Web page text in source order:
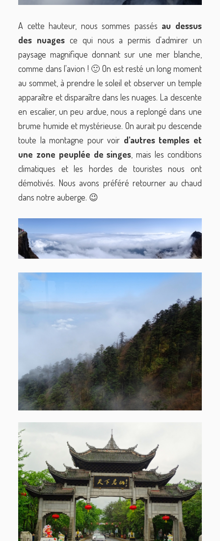
A cette hauteur, nous sommes passés au dessus
des nuages ce qui nous a permis d'admirer un
paysage magnifique donnant sur une mer blanche,
comme dans l'avion ! 🙂 On est resté un long moment
au sommet, à prendre le soleil et observer un temple
apparaître et disparaître dans les nuages. La descente
en escalier, un peu ardue, nous a replongé dans une
brume humide et mystérieuse. On aurait pu descende
toute la montagne pour voir d'autres temples et
une zone peuplée de singes , mais les conditions
climatiques et les hordes de touristes nous ont
démotivés. Nous avons préféré retourner au chaud
dans notre auberge. 😉